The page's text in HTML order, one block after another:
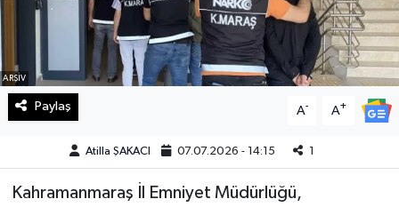
ARŞİV
Paylaş A- A+
Atilla ŞAKACI 07.07.2026 - 14:15 1
Kahramanmaraş İl Emniyet Müdürlüğü,
Resmi İlan
Sağlık
Spor